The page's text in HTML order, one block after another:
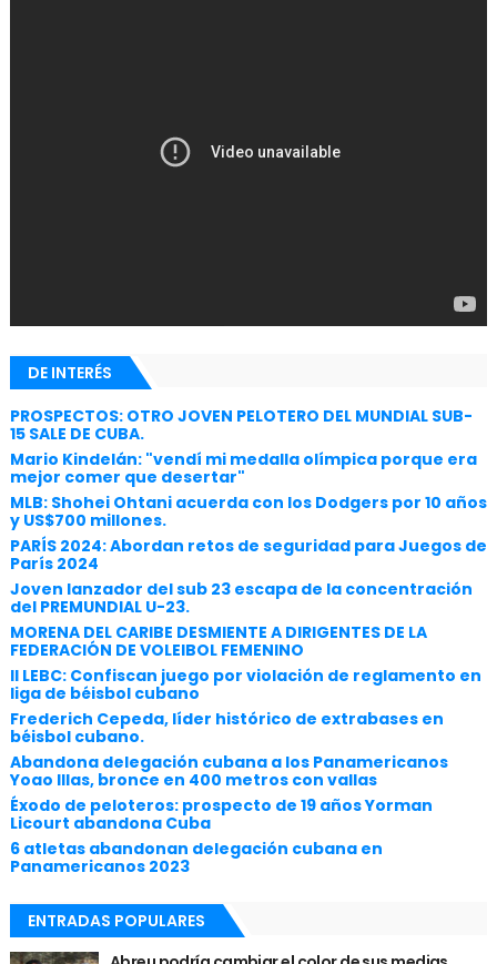
DE INTERÉS
PROSPECTOS: OTRO JOVEN PELOTERO DEL MUNDIAL SUB-
15 SALE DE CUBA.
Mario Kindelán: "vendí mi medalla olímpica porque era
mejor comer que desertar"
MLB: Shohei Ohtani acuerda con los Dodgers por 10 años
y US$700 millones.
PARÍS 2024: Abordan retos de seguridad para Juegos de
París 2024
Joven lanzador del sub 23 escapa de la concentración
del PREMUNDIAL U-23.
MORENA DEL CARIBE DESMIENTE A DIRIGENTES DE LA
FEDERACIÓN DE VOLEIBOL FEMENINO
II LEBC: Confiscan juego por violación de reglamento en
liga de béisbol cubano
Frederich Cepeda, líder histórico de extrabases en
béisbol cubano.
Abandona delegación cubana a los Panamericanos
Yoao Illas, bronce en 400 metros con vallas
Éxodo de peloteros: prospecto de 19 años Yorman
Licourt abandona Cuba
6 atletas abandonan delegación cubana en
Panamericanos 2023
ENTRADAS POPULARES